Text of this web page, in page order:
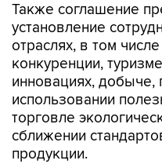
Также соглашение
установление
отраслях, в том
конкуренции,
инновациях, добыче,
использовании
торговле
сближении
продукции.